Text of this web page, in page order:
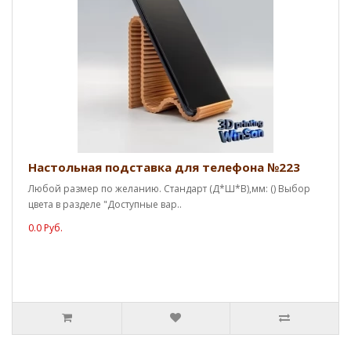
Настольная подставка для телефона №223
Любой размер по желанию. Стандарт (Д*Ш*В),мм: () Выбор
цвета в разделе "Доступные вар..
0.0 Руб.